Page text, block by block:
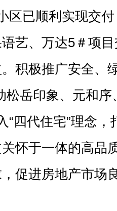
区已顺利实现交
艺、万达5＃项
积极推广安全、
松岳印象、元和
“四代住宅”理念
怀于一体的高品
促进房地产市场